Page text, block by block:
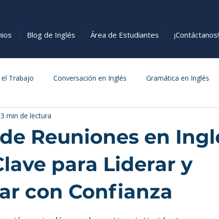
Blog de Inglés Área de Estudiantes ¡Contáctanos!
Trabajo Conversación en Inglés Gramática en Inglés
Cómo Aprender Inglés
Reuniones en
para Liderar y
con Confianza
3 min de lectura